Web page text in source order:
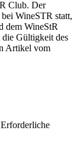
Club. Der
WineSTR statt,
dem WineStR
Gültigkeit des
Artikel vom
Erforderliche